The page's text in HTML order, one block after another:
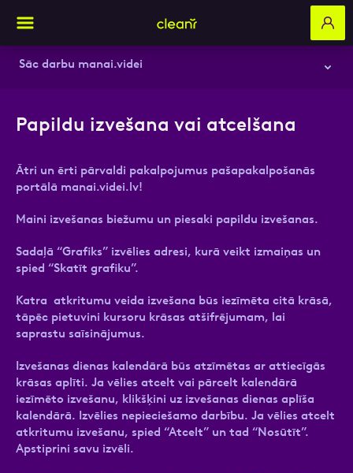
Sāc darbu manai.videi
Pārvaldi savus līgumus
Pievieno līgumam jaunu pakalpojumu
Paziņojumi klienta profilā
Kā pārslēgt līgumu?
izstumšana no adreses vai atslēgu, pults lietošana?
Papildu izvešana vai atcelšana
Ātri un ērti pārvaldi pakalpojumus pašapakalpošanās
portālā manai.videi.lv!
Maini izvešanas biežumu un piesaki papildu izvešanas.
Sadaļā “Grafiks” izvēlies adresi, kurā veikt izmaiņas un
spied “Skatīt grafiku”.
Katra atkritumu veida izvešana būs iezīmēta citā krāsā,
tāpēc pietuvini kursoru krāsas atšifrējumam, lai
saprastu saīsinājumus.
Izvešanas dienas kalendārā būs atzīmētas ar attiecīgās
krāsas aplīti. Ja vēlies atcelt vai pārcelt kalendārā
iezīmēto izvešanu, klikšķini uz izvešanas dienas aplīša
kalendārā. Izvēlies nepieciešamo darbību. Ja vēlies atcelt
atkritumu izvešanu, spied “Atcelt” un tad “Nosūtīt”.
Apstiprini savu izvēli.
sazināsimies
Vārds, Uzvārds
E-pasts
Kontakttālrunis
Ziņa